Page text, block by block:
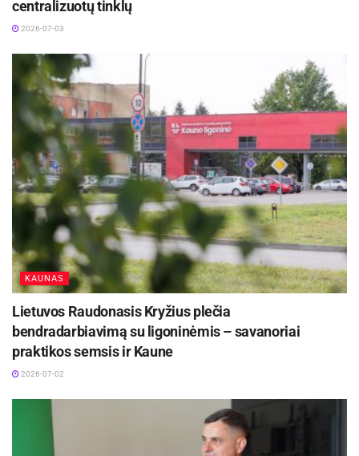
rezultatai – vėl geriausi šalyje
Vaidas Žagūnis. Atsinaujinęs naftos kainų šokas
vėl išbando Lietuvos verslo pasitikėjimą
2026-07-22
Socialinės paramos skyriaus duomenimis, šiuo
metu mieste yra 181 socialinės rizikos šeima,
auginanti 230 vaikų. Socialinių įgūdžių stokoja
81 šeima (120 vaikų). Vaiko globa (rūpyba)
šeimoje nustatyta 122, laikinoji globa – 23,
nuolatinė – 99 vaikams.
Ryšių su visuomene skyrius
centralizuotų tinklų
2026-07-03
KAUNAS
Lietuvos Raudonasis Kryžius plečia
bendradarbiavimą su ligoninėmis – savanoriai
praktikos semsis ir Kaune
2026-07-02